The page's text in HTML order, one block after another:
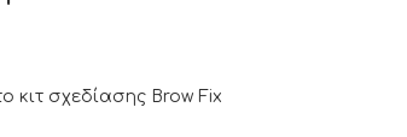
κιτ σχεδίασης Brow Fix